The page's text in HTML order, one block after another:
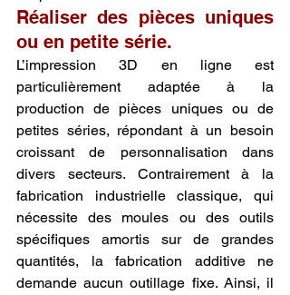
Réaliser des pièces uniques
ou en petite série.
L’impression 3D en ligne est
particulièrement adaptée à la
production de pièces uniques ou de
petites séries, répondant à un besoin
croissant de personnalisation dans
divers secteurs. Contrairement à la
fabrication industrielle classique, qui
nécessite des moules ou des outils
spécifiques amortis sur de grandes
quantités, la fabrication additive ne
demande aucun outillage fixe. Ainsi, il